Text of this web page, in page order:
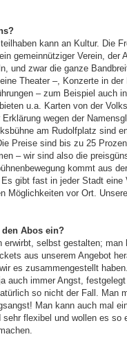
kann an Kultur. Die
gemeinnütziger Verein, der
und zwar die ganze
Theater –, Konzerte in der
– zum Beispiel auch
u.a. Karten von der
Erklärung wegen der
am Rudolfplatz sind
Preise sind bis zu 25
– wir sind also die
kommt aus
gibt fast in jeder Stadt eine
Möglichkeiten vor Ort.
Abos ein?
erwirbt, selbst gestalten; man
aus unserem Angebot
es zusammengestellt
auch immer Angst,
so nicht der Fall. Man
Man kann auch mal
flexibel und wollen es so